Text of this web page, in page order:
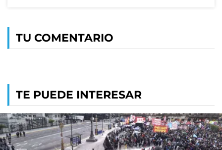
TU COMENTARIO
TE PUEDE INTERESAR